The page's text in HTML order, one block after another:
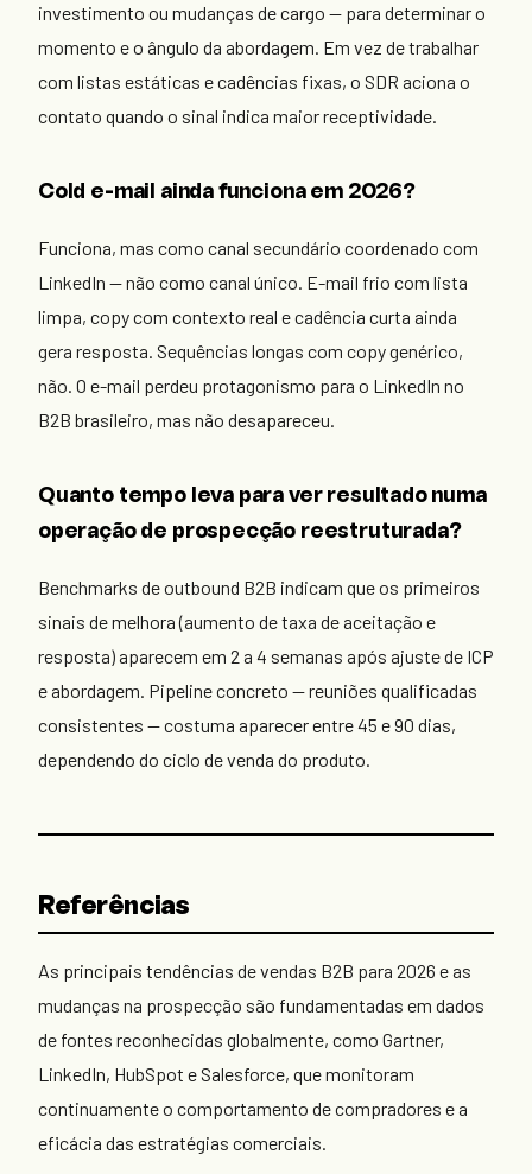
investimento ou mudanças de cargo — para determinar o
momento e o ângulo da abordagem. Em vez de trabalhar
com listas estáticas e cadências fixas, o SDR aciona o
contato quando o sinal indica maior receptividade.
Cold e-mail ainda funciona em 2026?
Funciona, mas como canal secundário coordenado com
LinkedIn — não como canal único. E-mail frio com lista
limpa, copy com contexto real e cadência curta ainda
gera resposta. Sequências longas com copy genérico,
não. O e-mail perdeu protagonismo para o LinkedIn no
B2B brasileiro, mas não desapareceu.
Quanto tempo leva para ver resultado numa
operação de prospecção reestruturada?
Benchmarks de outbound B2B indicam que os primeiros
sinais de melhora (aumento de taxa de aceitação e
resposta) aparecem em 2 a 4 semanas após ajuste de ICP
e abordagem. Pipeline concreto — reuniões qualificadas
consistentes — costuma aparecer entre 45 e 90 dias,
dependendo do ciclo de venda do produto.
Referências
As principais tendências de vendas B2B para 2026 e as
mudanças na prospecção são fundamentadas em dados
de fontes reconhecidas globalmente, como Gartner,
LinkedIn, HubSpot e Salesforce, que monitoram
continuamente o comportamento de compradores e a
eficácia das estratégias comerciais.